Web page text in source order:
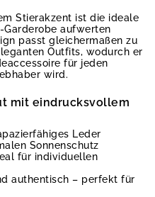
Stierakzent ist die ideale
aufwerten
passt gleichermaßen zu
Outfits, wodurch er
für jeden
wird.
mit eindrucksvollem
Leder
Sonnenschutz
für individuellen
authentisch – perfekt für